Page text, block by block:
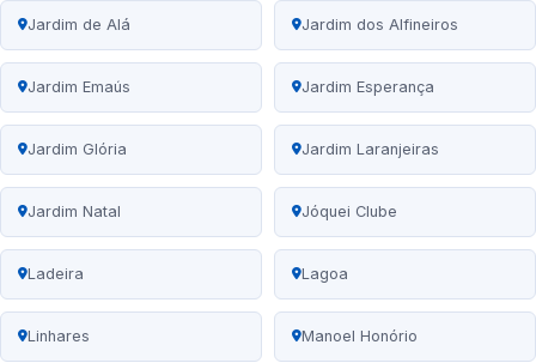
Jardim de Alá Jardim dos Alfineiros
Jardim Emaús Jardim Esperança
Jardim Glória Jardim Laranjeiras
Jardim Natal Jóquei Clube
Ladeira Lagoa
Linhares Manoel Honório